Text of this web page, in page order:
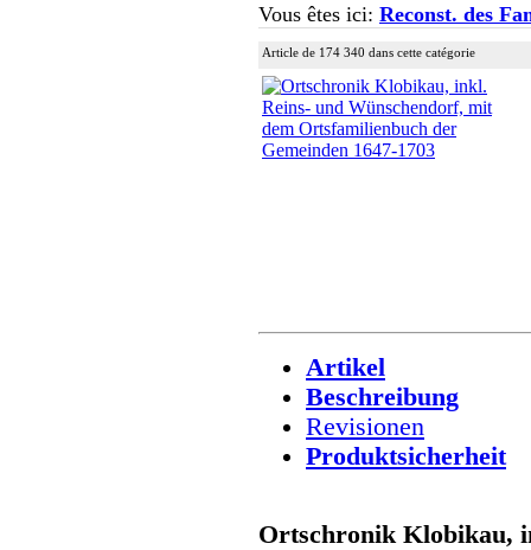
Vous êtes ici: Reconst. des
Article de 174 340 dans cette catégorie
Artikel
Beschreibung
Revisionen
Produktsicherheit
Ortschronik Klobikau,